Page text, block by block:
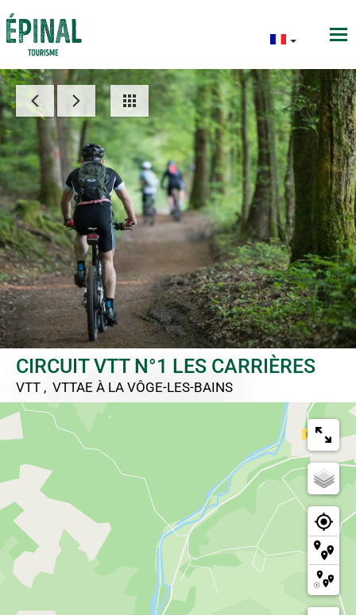
CIRCUIT VTT N°1 LES CARRIÈRES
VTT , VTTAE À LA VÔGE-LES-BAINS